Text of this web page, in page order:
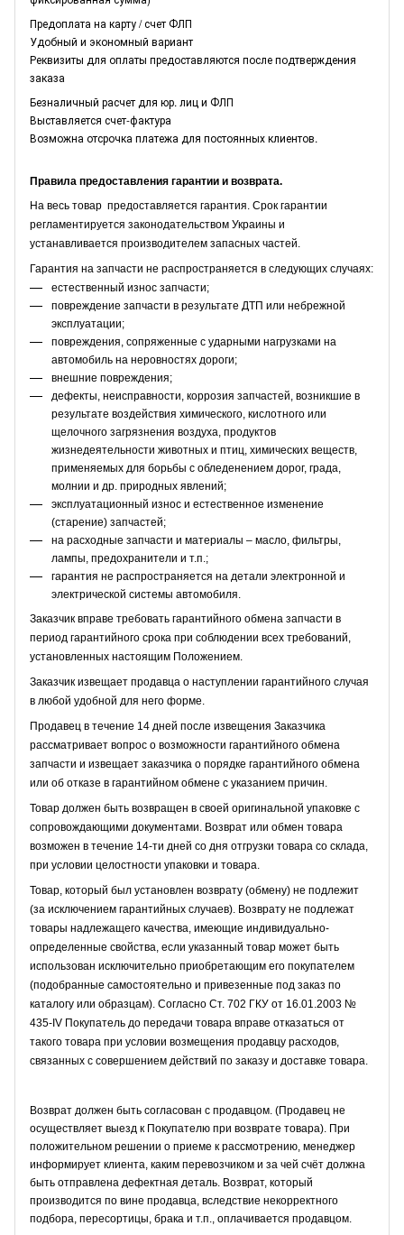
Предоплата на карту / счет ФЛП
Удобный и экономный вариант
Реквизиты для оплаты предоставляются после подтверждения
заказа
Безналичный расчет для юр. лиц и ФЛП
Выставляется счет-фактура
Возможна отсрочка платежа для постоянных клиентов.
Правила предоставления гарантии и возврата.
На весь товар предоставляется гарантия. Срок гарантии
регламентируется законодательством Украины и
устанавливается производителем запасных частей.
Гарантия на запчасти не распространяется в следующих случаях:
естественный износ запчасти;
повреждение запчасти в результате ДТП или небрежной
эксплуатации;
повреждения, сопряженные с ударными нагрузками на
автомобиль на неровностях дороги;
внешние повреждения;
дефекты, неисправности, коррозия запчастей, возникшие в
результате воздействия химического, кислотного или
щелочного загрязнения воздуха, продуктов
жизнедеятельности животных и птиц, химических веществ,
применяемых для борьбы с обледенением дорог, града,
молнии и др. природных явлений;
эксплуатационный износ и естественное изменение
(старение) запчастей;
на расходные запчасти и материалы – масло, фильтры,
лампы, предохранители и т.п.;
гарантия не распространяется на детали электронной и
электрической системы автомобиля.
Заказчик вправе требовать гарантийного обмена запчасти в
период гарантийного срока при соблюдении всех требований,
установленных настоящим Положением.
Заказчик извещает продавца о наступлении гарантийного случая
в любой удобной для него форме.
Продавец в течение 14 дней после извещения Заказчика
рассматривает вопрос о возможности гарантийного обмена
запчасти и извещает заказчика о порядке гарантийного обмена
или об отказе в гарантийном обмене с указанием причин.
Товар должен быть возвращен в своей оригинальной упаковке с
сопровождающими документами. Возврат или обмен товара
возможен в течение 14-ти дней со дня отгрузки товара со склада,
при условии целостности упаковки и товара.
Товар, который был установлен возврату (обмену) не подлежит
(за исключением гарантийных случаев). Возврату не подлежат
товары надлежащего качества, имеющие индивидуально-
определенные свойства, если указанный товар может быть
использован исключительно приобретающим его покупателем
(подобранные самостоятельно и привезенные под заказ по
каталогу или образцам). Согласно Ст. 702 ГКУ от 16.01.2003 №
435-IV Покупатель до передачи товара вправе отказаться от
такого товара при условии возмещения продавцу расходов,
связанных с совершением действий по заказу и доставке товара.
Возврат должен быть согласован с продавцом. (Продавец не
осуществляет выезд к Покупателю при возврате товара). При
положительном решении о приеме к рассмотрению, менеджер
информирует клиента, каким перевозчиком и за чей счёт должна
быть отправлена дефектная деталь. Возврат, который
производится по вине продавца, вследствие некорректного
подбора, пересортицы, брака и т.п., оплачивается продавцом.